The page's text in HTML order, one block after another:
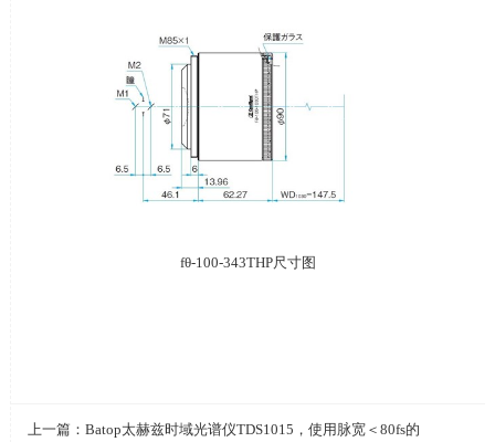
fθ-100-343THP尺寸图
上一篇： Batop太赫兹时域光谱仪TDS1015，使用脉宽＜80fs的